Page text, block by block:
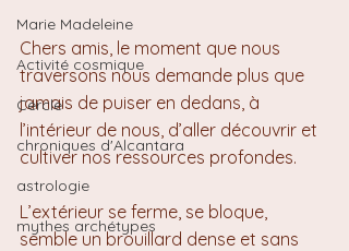
Marie Madeleine
Activité cosmique
Cercle
chroniques d'Alcantara
astrologie
mythes archétypes
Chers amis, le moment que nous
traversons nous demande plus que
jamais de puiser en dedans, à
l’intérieur de nous, d’aller découvrir et
cultiver nos ressources profondes.
L’extérieur se ferme, se bloque,
semble un brouillard dense et sans